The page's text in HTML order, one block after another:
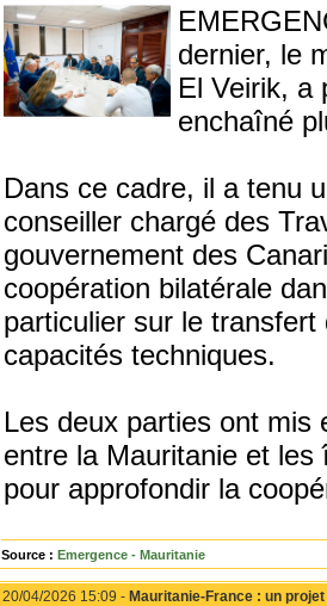
dernier, le
El Veirik, a
enchaîné
Dans ce cadre, il a tenu
conseiller chargé des
gouvernement des
coopération bilatérale
particulier sur le transfert
capacités techniques.
Les deux parties ont mis
entre la Mauritanie et les
pour approfondir la
Source : Emergence - Mauritanie
20/04/2026 15:09 - Mauritanie-France : un